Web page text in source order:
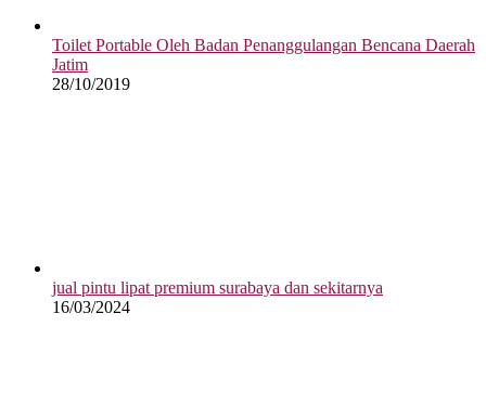
Toilet Portable Oleh Badan Penanggulangan Bencana Daerah
Jatim
28/10/2019
jual pintu lipat premium surabaya dan sekitarnya
16/03/2024